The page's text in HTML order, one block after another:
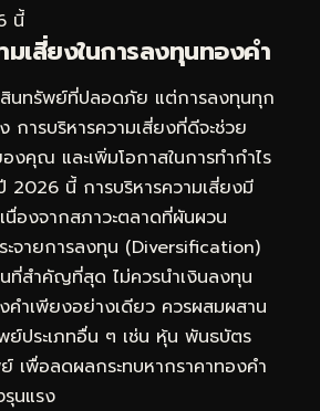
นี้
มเสี่ยงในการลงทุนทองคำ
สินทรัพย์ที่ปลอดภัย แต่การลงทุนทุก
การบริหารความเสี่ยงที่ดีจะช่วย
งคุณ และเพิ่มโอกาสในการทำกำไร
2026 นี้ การบริหารความเสี่ยงมี
องจากสภาวะตลาดที่ผันผวน
ะจายการลงทุน (Diversification)
ที่สำคัญที่สุด ไม่ควรนำเงินลงทุน
คำเพียงอย่างเดียว ควรผสมผสาน
ย์ประเภทอื่น ๆ เช่น หุ้น พันธบัตร
เพื่อลดผลกระทบหากราคาทองคำ
นแรง